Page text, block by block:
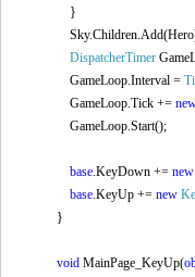
}
DispatcherTimer
GameLoop.Interval =
GameLoop.Tick +=
GameLoop.Start();
base.KeyDown += new
base.KeyUp += new
}
void MainPage_KeyUp(